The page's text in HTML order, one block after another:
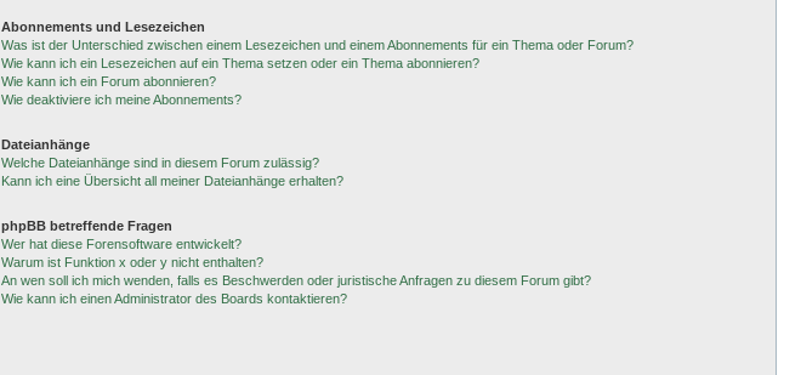
Abonnements und Lesezeichen
Was ist der Unterschied zwischen einem Lesezeichen und einem Abonnements für ein Thema oder Forum?
Wie kann ich ein Lesezeichen auf ein Thema setzen oder ein Thema abonnieren?
Wie kann ich ein Forum abonnieren?
Wie deaktiviere ich meine Abonnements?
Dateianhänge
Welche Dateianhänge sind in diesem Forum zulässig?
Kann ich eine Übersicht all meiner Dateianhänge erhalten?
phpBB betreffende Fragen
Wer hat diese Forensoftware entwickelt?
Warum ist Funktion x oder y nicht enthalten?
An wen soll ich mich wenden, falls es Beschwerden oder juristische Anfragen zu diesem Forum gibt?
Wie kann ich einen Administrator des Boards kontaktieren?